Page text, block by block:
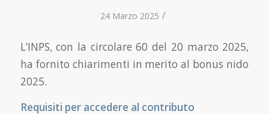
24 Marzo 2025 /
L’INPS, con la circolare 60 del 20 marzo 2025,
ha fornito chiarimenti in merito al bonus nido
2025.
Requisiti per accedere al contributo